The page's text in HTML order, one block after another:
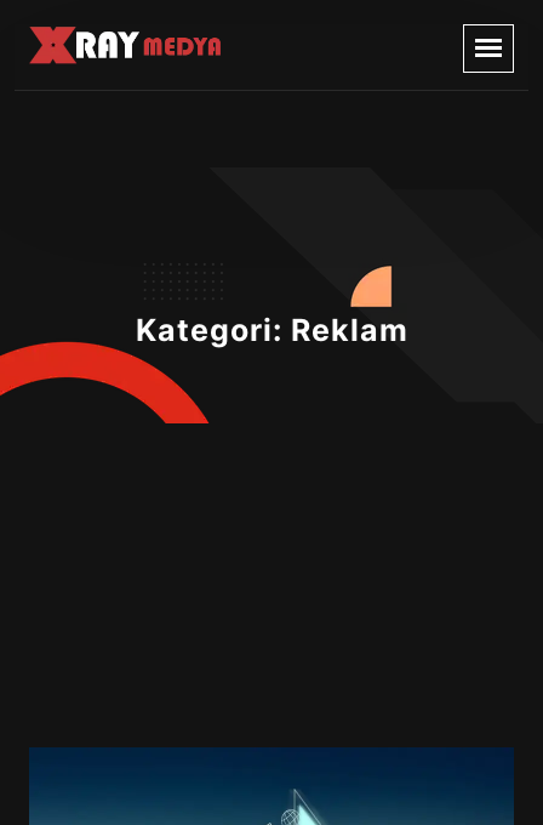
Kategori: Reklam